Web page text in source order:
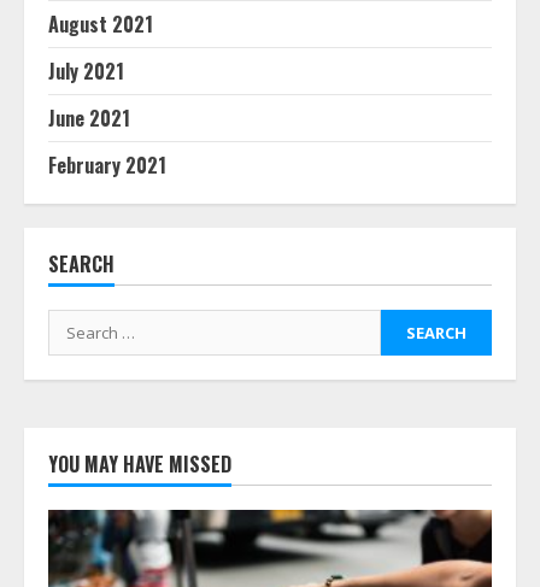
August 2021
July 2021
June 2021
February 2021
SEARCH
Search
for:
YOU MAY HAVE MISSED